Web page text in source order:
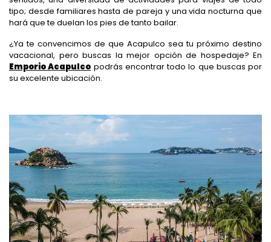
tipo; desde familiares hasta de pareja y una vida nocturna que
hará que te duelan los pies de tanto bailar.
¿Ya te convencimos de que Acapulco sea tu próximo destino
vacacional, pero buscas la mejor opción de hospedaje? En
Emporio Acapulco podrás encontrar todo lo que buscas por
su excelente ubicación.